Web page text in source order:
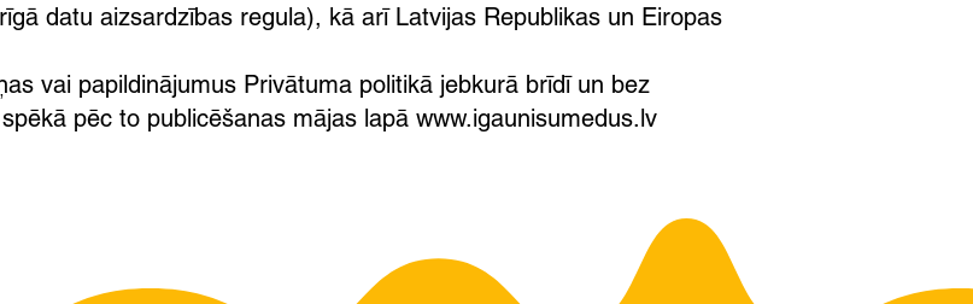
datu aizsardzības regula), kā arī Latvijas Republikas un Eiropas
vai papildinājumus Privātuma politikā jebkurā brīdī un bez
pēc to publicēšanas mājas lapā www.igaunisumedus.lv